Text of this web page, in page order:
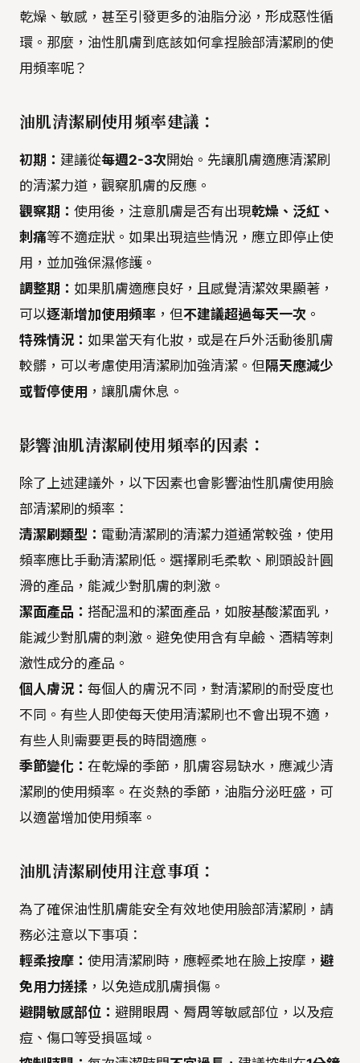
乾燥、敏感，甚至引發更多的油脂分泌，形成惡性循
環。那麼，油性肌膚到底該如何拿捏臉部清潔刷的使
用頻率呢？
油肌清潔刷使用頻率建議：
初期： 建議從每週2-3次開始。先讓肌膚適應清潔刷
的清潔力道，觀察肌膚的反應。
觀察期： 使用後，注意肌膚是否有出現乾燥、泛紅、
刺痛等不適症狀。如果出現這些情況，應立即停止使
用，並加強保濕修護。
調整期： 如果肌膚適應良好，且感覺清潔效果顯著，
可以逐漸增加使用頻率 ，但不建議超過每天一次 。
特殊情況： 如果當天有化妝，或是在戶外活動後肌膚
較髒，可以考慮使用清潔刷加強清潔。但隔天應減少
或暫停使用 ，讓肌膚休息。
影響油肌清潔刷使用頻率的因素：
除了上述建議外，以下因素也會影響油性肌膚使用臉
部清潔刷的頻率：
清潔刷類型： 電動清潔刷的清潔力道通常較強，使用
頻率應比手動清潔刷低。選擇刷毛柔軟、刷頭設計圓
滑的產品，能減少對肌膚的刺激。
潔面產品： 搭配溫和的潔面產品，如胺基酸潔面乳，
能減少對肌膚的刺激。避免使用含有皁鹼、酒精等刺
激性成分的產品。
個人膚況： 每個人的膚況不同，對清潔刷的耐受度也
不同。有些人即使每天使用清潔刷也不會出現不適，
有些人則需要更長的時間適應。
季節變化： 在乾燥的季節，肌膚容易缺水，應減少清
潔刷的使用頻率。在炎熱的季節，油脂分泌旺盛，可
以適當增加使用頻率。
油肌清潔刷使用注意事項：
為了確保油性肌膚能安全有效地使用臉部清潔刷，請
務必注意以下事項：
輕柔按摩： 使用清潔刷時，應輕柔地在臉上按摩， 避
免用力搓揉 ，以免造成肌膚損傷。
避開敏感部位： 避開眼周、脣周等敏感部位，以及痘
痘、傷口等受損區域。